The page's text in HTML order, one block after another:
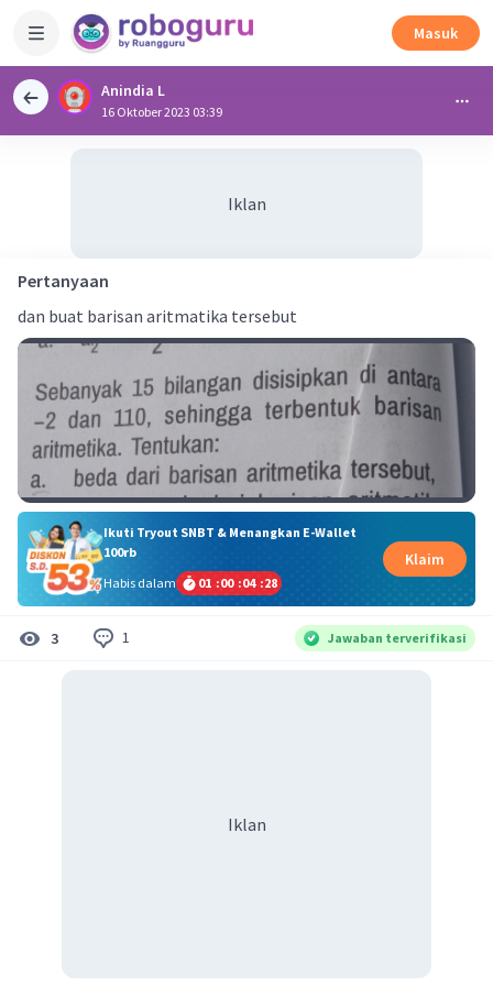
Masuk
Anindia L
16 Oktober 2023 03:39
Iklan
Pertanyaan
dan buat barisan aritmatika tersebut
Ikuti Tryout SNBT & Menangkan E-Wallet
100rb
Habis dalam
01 :00 :04 :28
Klaim
3 1 Jawaban terverifikasi
Iklan